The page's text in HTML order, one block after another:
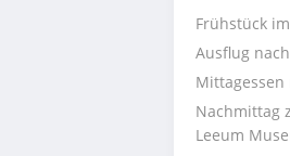
Frühstück
Ausflug
Nachmittag
Leeum